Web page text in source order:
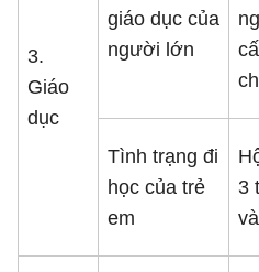
3.
Giáo
dục
giáo dục của
người lớn
Tình trạng đi
học của trẻ
em
3